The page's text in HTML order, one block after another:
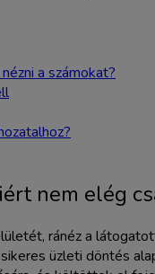
a számokat?
nem elég
ránéz a
üzleti döntés